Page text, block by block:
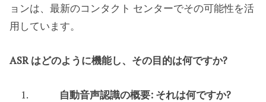
ョンは、最新のコンタクト センターでその可能性を活
用しています。
ASR はどのように機能し、その目的は何ですか?
自動音声認識の概要: それは何ですか?